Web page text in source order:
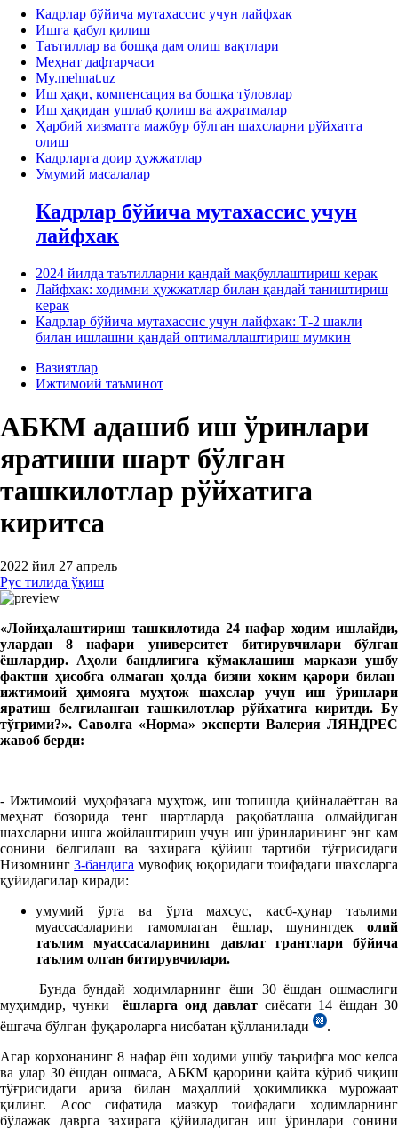
Кадрлар бўйича мутахассис учун лайфхак
Ишга қабул қилиш
Таътиллар ва бошқа дам олиш вақтлари
Меҳнат дафтарчаси
My.mehnat.uz
Иш ҳақи, компенсация ва бошқа тўловлар
Иш ҳақидан ушлаб қолиш ва ажратмалар
Ҳарбий хизматга мажбур бўлган шахсларни рўйхатга
олиш
Кадрларга доир ҳужжатлар
Умумий масалалар
Кадрлар бўйича мутахассис учун
лайфхак
2024 йилда таътилларни қандай мақбуллаштириш керак
Лайфхак: ходимни ҳужжатлар билан қандай таништириш
керак
Кадрлар бўйича мутахассис учун лайфхак: Т-2 шакли
билан ишлашни қандай оптималлаштириш мумкин
Вазиятлар
Ижтимоий таъминот
АБКМ адашиб иш ўринлари
яратиши шарт бўлган
ташкилотлар рўйхатига
киритса
2022 йил 27 апрель
Рус тилида ўқиш
«Лойиҳалаштириш ташкилотида 24 нафар ходим ишлайди,
улардан 8 нафари университет битирувчилари бўлган
ёшлардир. Аҳоли бандлигига кўмаклашиш маркази ушбу
фактни ҳисобга олмаган ҳолда бизни хоким қарори билан
ижтимоий ҳимояга муҳтож шахслар учун иш ўринлари
яратиш белгиланган ташкилотлар рўйхатига киритди. Бу
тўғрими?». Саволга «Норма» эксперти Валерия ЛЯНДРЕС
жавоб берди:
- Ижтимоий муҳофазага муҳтож, иш топишда қийналаётган ва
меҳнат бозорида тенг шартларда рақобатлаша олмайдиган
шахсларни ишга жойлаштириш учун иш ўринларининг энг кам
сонини белгилаш ва захирага қўйиш тартиби тўғрисидаги
Низомнинг3-бандига мувофиқ юқоридаги тоифадаги шахсларга
қуйидагилар киради:
умумий ўрта ва ўрта махсус, касб-ҳунар таълими
муассасаларини тамомлаган ёшлар, шунингдек олий
таълим муассасаларининг давлат грантлари бўйича
таълим олган битирувчилари.
Бунда бундай ходимларнинг ёши 30 ёшдан ошмаслиги
муҳимдир, чункиёшларга оид давлат сиёсати 14 ёшдан 30
ёшгача бўлган фуқароларга нисбатан қўлланилади
.
Агар корхонанинг 8 нафар ёш ходими ушбу таърифга мос келса
ва улар 30 ёшдан ошмаса, АБКМ қарорини қайта кўриб чиқиш
тўғрисидаги ариза билан маҳаллий ҳокимликка мурожаат
қилинг. Асос сифатида мазкур тоифадаги ходимларнинг
бўлажак даврга захирага қўйиладиган иш ўринлари сонини